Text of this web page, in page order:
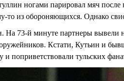
ногами парировал мяч после
то из обороняющихся. Однако
На 73-й минуте партнеры
Кстати, Кутьин и
и поприветствовали тульских